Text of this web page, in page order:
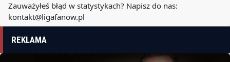
Zauważyłeś błąd w statystykach? Napisz do nas:
kontakt@ligafanow.pl
REKLAMA